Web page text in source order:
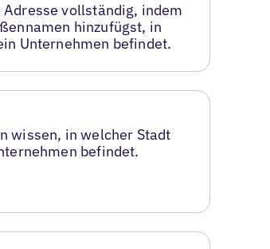
Adresse vollständig, indem
hinzufügst, in
Unternehmen befindet.
wissen, in welcher Stadt
befindet.